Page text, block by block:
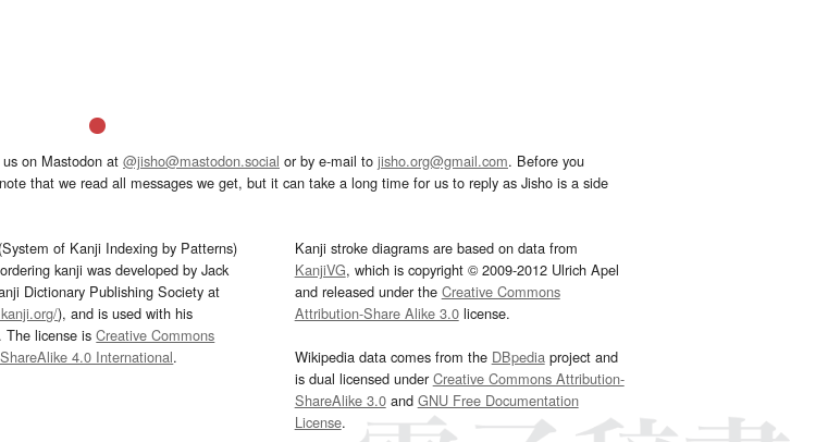
on Mastodon at @jisho@mastodon.social or by e-mail to jisho.org@gmail.com. Before you
that we read all messages we get, but it can take a long time for us to reply as Jisho is a side
of Kanji Indexing by Patterns)
kanji was developed by Jack
Dictionary Publishing Society at
), and is used with his
The license isCreative Commons
4.0 International.
Kanji stroke diagrams are based on data from
KanjiVG, which is copyright © 2009-2012 Ulrich Apel
and released under the Creative Commons
Attribution-Share Alike 3.0license.
Wikipedia data comes from the DBpediaproject and
is dual licensed underCreative Commons Attribution-
ShareAlike 3.0and GNU Free Documentation
License.